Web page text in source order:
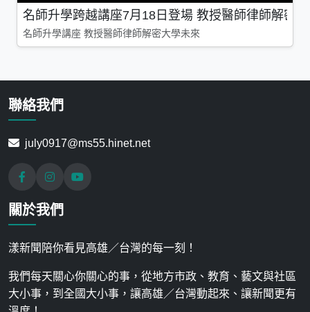
名師升學跨越講座7月18日登場 教授醫師律師解密
名師升學講座 教授醫師律師解密大學未來
聯絡我們
july0917@ms55.hinet.net
關於我們
漾新聞陪你看見高雄／台灣的每一刻！
我們每天關心你關心的事，從地方市政、教育、藝文與社區
大小事，到全國大小事，讓高雄／台灣動起來、讓新聞更有